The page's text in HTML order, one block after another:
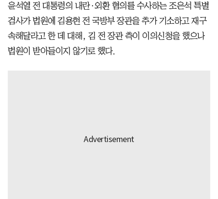
윤석열 전 대통령의 내란·외환 혐의를 수사하는 조은석 특별
검사가 법원에 김용현 전 국방부 장관을 추가 기소하고 재구
속해달라고 한 데 대해, 김 전 장관 측이 이의신청을 했으나
법원이 받아들이지 않기로 했다.